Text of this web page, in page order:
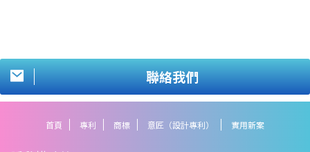
聯絡我們
首頁 專利 商標 意匠（設計專利） 實用新案